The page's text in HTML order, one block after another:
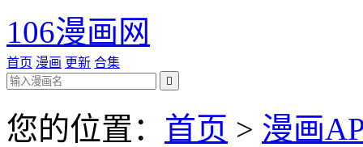
106漫画网
首页 漫画 更新 合集

您的位置： 首页 > 漫画